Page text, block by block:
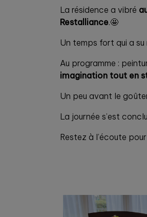
La résidence a vibré
Restalliance.🤩
Un temps fort qui a su
Au programme :
imagination tout en
Un peu avant le
La journée s’est
Restez à l’écoute